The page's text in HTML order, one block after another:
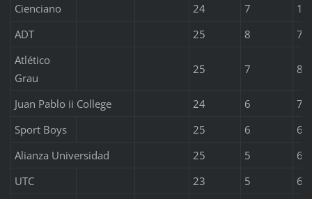
Cienciano 24 7
10
ADT
25 8
7
Atlético
Grau
25 7 8
Juan Pablo ii College 24 6
7
Sport Boys
25 6
6
Alianza Universidad
25 5
6
UTC
23 5
6